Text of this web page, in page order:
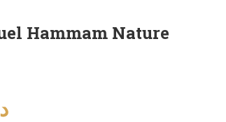
Hammam Nature